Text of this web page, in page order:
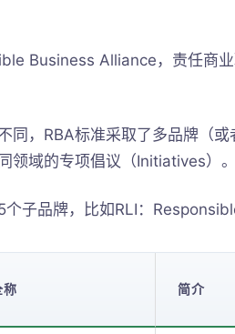
Business Alliance，责任商
同，RBA标准采取了多品牌（
领域的专项倡议（Initiatives）。
个子品牌，比如RLI：
称 简介